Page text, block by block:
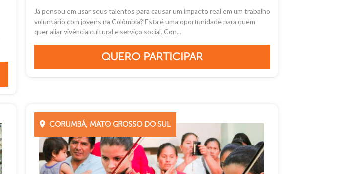
Já pensou em usar seus talentos para causar um impacto real em um trabalho
voluntário com jovens na Colômbia? Esta é uma oportunidade para quem
quer aliar vivência cultural e serviço social. Con...
QUERO PARTICIPAR
CORUMBÁ, MATO GROSSO DO SUL